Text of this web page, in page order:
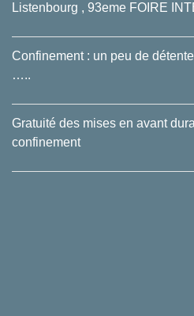
Listenbourg , 93eme FOIRE
Confinement : un peu de
…..
Gratuité des mises en avant
confinement